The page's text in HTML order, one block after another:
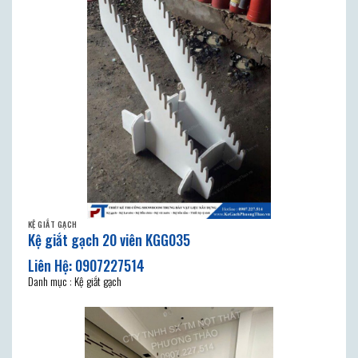
KỆ GIẮT GẠCH
Kệ giắt gạch 20 viên KGG035
Danh mục : Kệ giắt gạch